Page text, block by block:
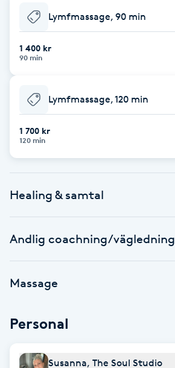
BIAB
Blowout
Brynfärgning
Bröllopsuppsättning
C
Lymfmassage, 90 min
1 400 kr
90 min
Lymfmassage, 120 min
1 700 kr
120 min
Healing & samtal
Andlig coachning/vägledning
Massage
Personal
Susanna, The Soul Studio